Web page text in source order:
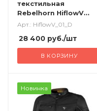
текстильная
Rebelhorn HiflowV
черный
Арт.: HiflowV_01_D
28 400 руб./шт
В КОРЗИНУ
Новинка